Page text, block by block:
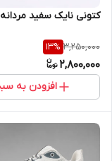
کتونی نایک سفید مردانه
3,250,000
13%
2,800,000
افزودن به